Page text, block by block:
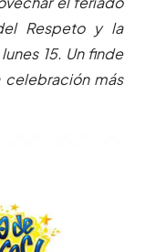
Respeto y la
15. Un finde
más